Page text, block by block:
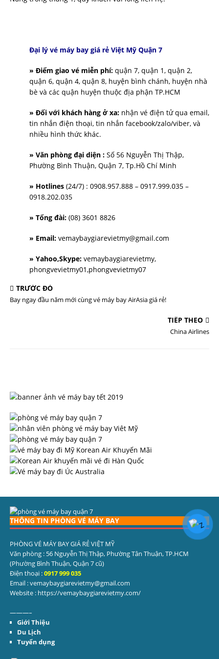
Đại lý vé máy bay giá rẻ Việt Mỹ Quận 7
» Điểm giao vé miễn phí: quận 7, quận 1, quận 2,
quận 6, quận 4, quận 8, huyện bình chánh, huyện nhà
bè và các quận huyện thuộc địa phận TP.HCM
» Đối với khách hàng ở xa: nhận vé điện tử qua email,
tin nhắn điện thoại, tin nhắn facebook/zalo/viber, và
nhiều hình thức khác.
» Văn phòng đại diện : Số 56 Nguyễn Thị Thập,
Phường Bình Thuận, Quận 7, Tp.Hồ Chí Minh
» Hotlines (24/7) : 0908.957.888 – 0917.999.035 –
0918.202.035
» Tổng đài: (08) 3601 8826
» Email: vemaybaygiarevietmy@gmail.com
» Yahoo,Skype: vemaybaygiarevietmy,
phongvevietmy01,phongvevietmy07
TRƯỚC ĐÓ
Bay ngay đầu năm mới cùng vé máy bay AirAsia giá rẻ!
TIẾP THEO
China Airlines
THÔNG TIN PHÒNG VÉ MÁY BAY
PHÒNG VÉ MÁY BAY GIÁ RẺ VIỆT MỸ
Văn phòng : 56 Nguyễn Thị Thập, Phường Tân Thuận, TP.HCM
(Phường Bình Thuận, Quận 7 cũ)
Điện thoại :0917 999 035
Email : vemaybaygiarevietmy@gmail.com
Website : https://vemaybaygiarevietmy.com/
———–
Giới Thiệu
Du Lịch
Tuyển dụng